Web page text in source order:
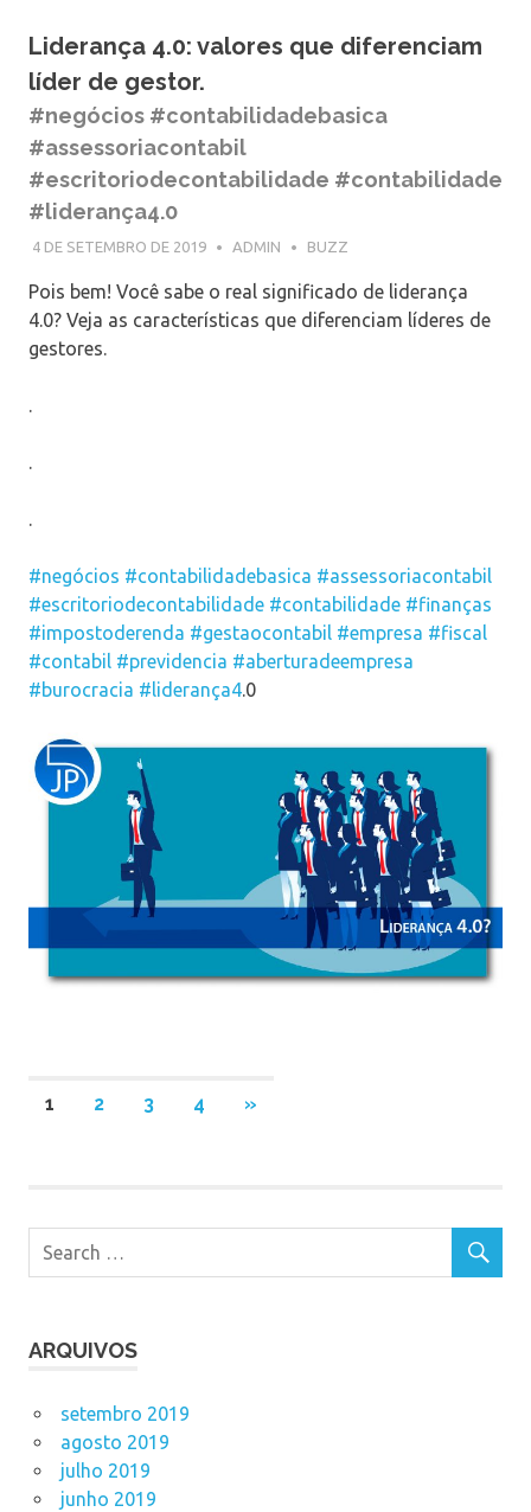
Liderança 4.0: valores que diferenciam
líder de gestor.
#negócios #contabilidadebasica
#assessoriacontabil
#escritoriodecontabilidade #contabilidade
#liderança4.0
4 DE SETEMBRO DE 2019 ADMIN BUZZ
Pois bem! Você sabe o real significado de liderança
4.0? Veja as características que diferenciam líderes de
gestores.
.
.
.
#negócios #contabilidadebasica #assessoriacontabil
#escritoriodecontabilidade #contabilidade #finanças
#impostoderenda #gestaocontabil #empresa #fiscal
#contabil #previdencia #aberturadeempresa
#burocracia #liderança4.0
Navegação
1 2 3 4
NEXT
»
ARQUIVOS
setembro 2019
agosto 2019
julho 2019
junho 2019